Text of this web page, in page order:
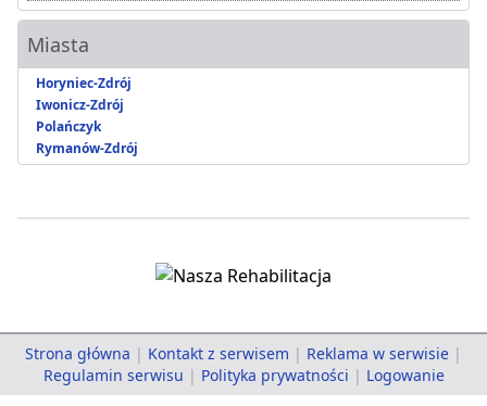
Miasta
Horyniec-Zdrój
Iwonicz-Zdrój
Polańczyk
Rymanów-Zdrój
Strona główna | Kontakt z serwisem | Reklama w serwisie |
Regulamin serwisu | Polityka prywatności | Logowanie